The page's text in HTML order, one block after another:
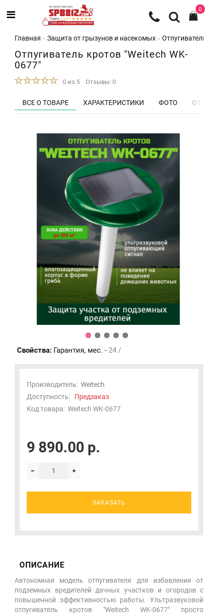
0
Главная Защита от грызунов и насекомых Отпугиватели
Отпугиватель кротов "Weitech WK-
0677"
0 из 5 Отзывы: 0
ВСЕ О ТОВАРЕ ХАРАКТЕРИСТИКИ ФОТО
Свойства: Гарантия, мес. - 24 /
Производитель: Weitech
Доступность: Предзаказ
Код товара: Weitech WK-0677
9 890.00 р.
ЗАКАЗАТЬ
ОПИСАНИЕ
Автономная модель отпугивателя для избавления от
подземных вредителей дачных участков и огородов с
повышенной эффективностью работы. Ультразвуковой
отпугиватель кротов "Weitech WK-0677" просто